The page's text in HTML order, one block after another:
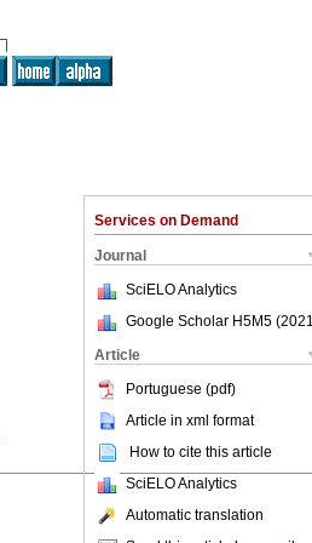
Services on Demand
Journal
SciELO Analytics
Google Scholar H5M5 (2021
Article
Portuguese (pdf)
Article in xml format
How to cite this article
SciELO Analytics
Automatic translation